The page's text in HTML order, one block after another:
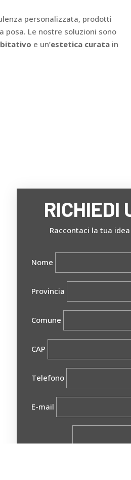
personalizzata, prodotti
posa. Le nostre soluzioni sono
e un’estetica curata in
RICHIEDI
Raccontaci la tua
Nome
Provincia
Comune
CAP
Telefono
E-mail